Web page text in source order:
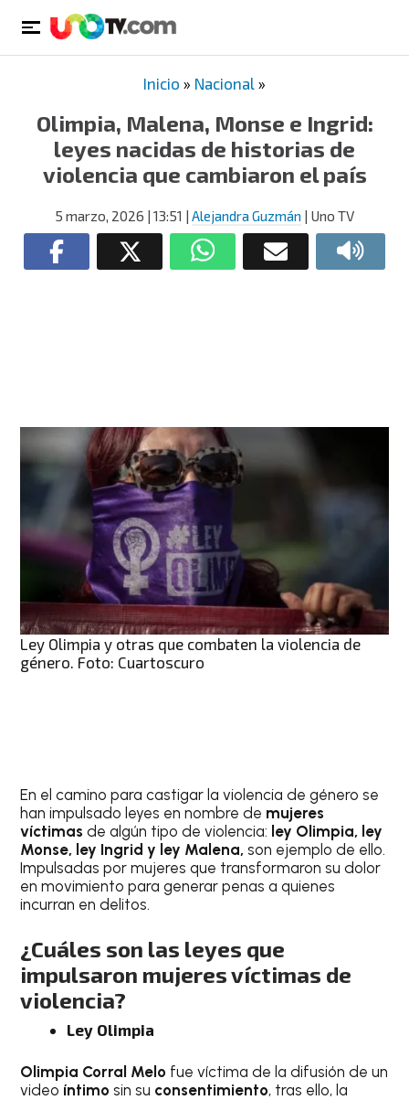
Inicio » Nacional »
Olimpia, Malena, Monse e Ingrid:
leyes nacidas de historias de
violencia que cambiaron el país
5 marzo, 2026 | 13:51 | Alejandra Guzmán | Uno TV
Ley Olimpia y otras que combaten la violencia de
género. Foto: Cuartoscuro
En el camino para castigar la violencia de género se
han impulsado leyes en nombre de mujeres
víctimasde algún tipo de violencia: ley Olimpia, ley
Monse, ley Ingrid y ley Malena, son ejemplo de ello.
Impulsadas por mujeres que transformaron su dolor
en movimiento para generar penas a quienes
incurran en delitos.
¿Cuáles son las leyes que
impulsaron mujeres víctimas de
violencia?
Ley Olimpia
Olimpia Corral Melo fue víctima de la difusión de un
video íntimosin su consentimiento, tras ello, la